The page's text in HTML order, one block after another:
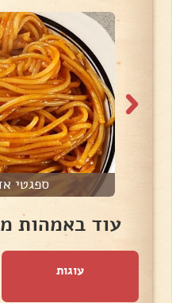
ספגטי
עוד באמהות
עוגות